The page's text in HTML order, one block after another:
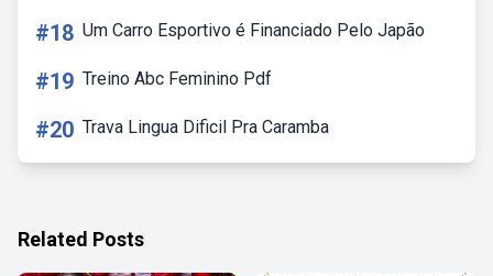
#18 Um Carro Esportivo é Financiado Pelo Japão
#19 Treino Abc Feminino Pdf
#20 Trava Lingua Dificil Pra Caramba
Related Posts